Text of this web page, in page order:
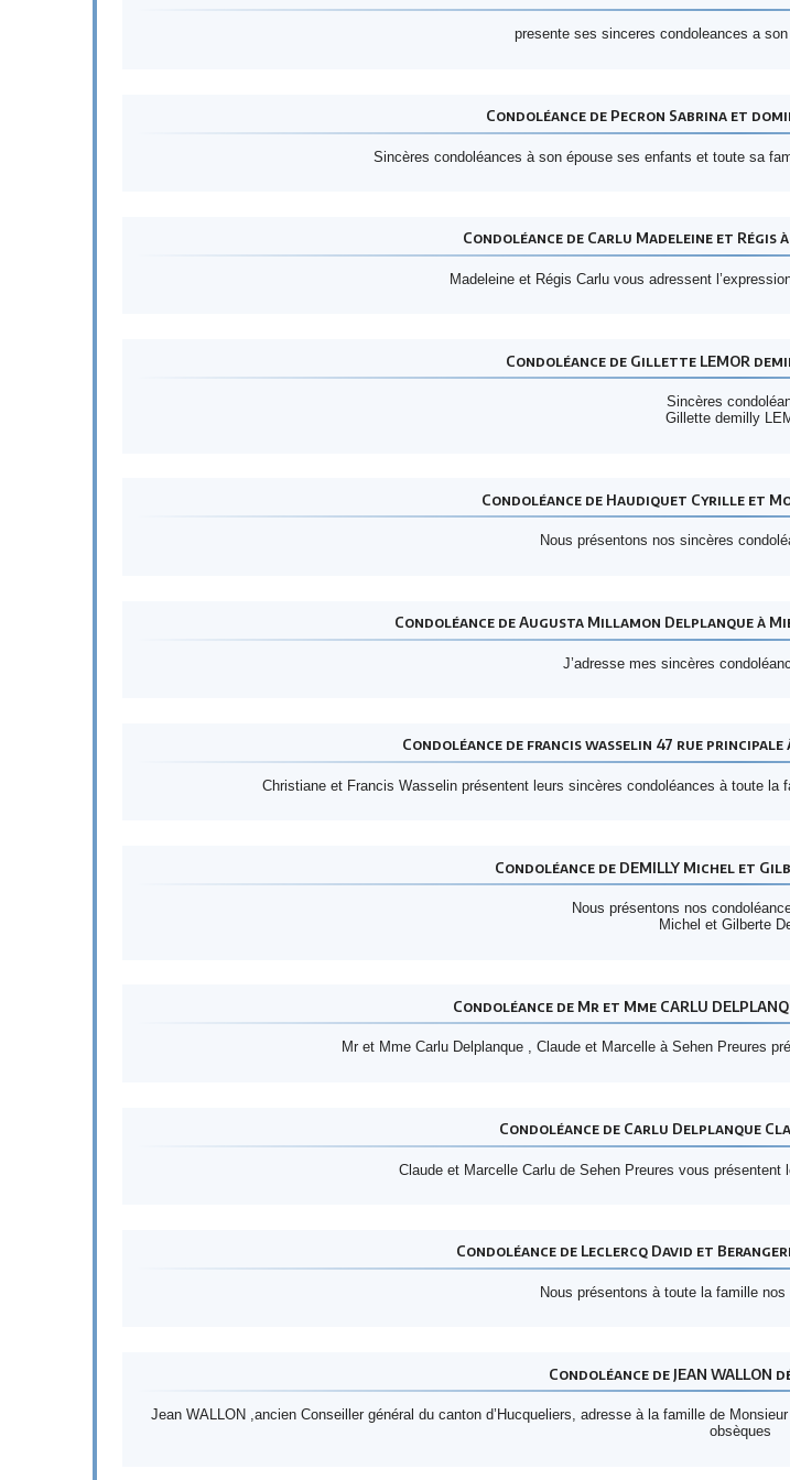
presente ses sinceres condoleances a
Condoléance de Pecron Sabrina et
Sincères condoléances à son épouse ses enfants et toute sa
Condoléance de Carlu Madeleine et Régis
Madeleine et Régis Carlu vous adressent
Condoléance de Gillette LEMOR
Sincères
Gillette demilly
Condoléance de Haudiquet Cyrille et
Nous présentons nos sincères
Condoléance de Augusta Millamon Delplanque à
J’adresse mes sincères
Condoléance de francis wasselin 47 rue principale
Christiane et Francis Wasselin présentent leurs sincères condoléances à toute la
Condoléance de DEMILLY Michel et
Nous présentons nos
Michel et Gilberte
Condoléance de Mr et Mme CARLU
Mr et Mme Carlu Delplanque , Claude et Marcelle à Sehen Preures
Condoléance de Carlu Delplanque
Claude et Marcelle Carlu de Sehen Preures vous
Condoléance de Leclercq David et
Nous présentons à toute la famille nos
Condoléance de JEAN WALLON
Jean WALLON ,ancien Conseiller général du canton d’Hucqueliers, adresse à la famille de
obsèques